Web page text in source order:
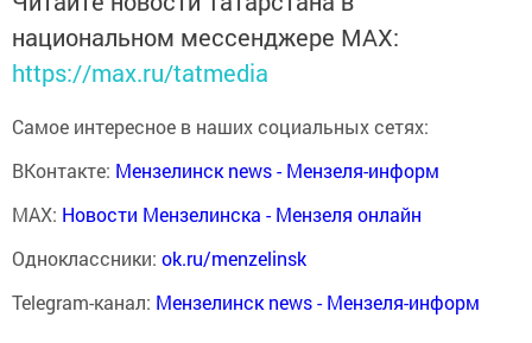
национальном мессенджере MАХ:
https://max.ru/tatmedia
Самое интересное в наших социальных сетях:
ВКонтакте: Мензелинск news - Мензеля-информ
MAX: Новости Мензелинска - Мензеля онлайн
Одноклассники: ok.ru/menzelinsk
Telegram-канал: Мензелинск news - Мензеля-информ